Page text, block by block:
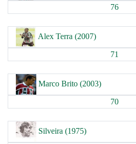
76
Alex Terra (2007)
71
Marco Brito (2003)
70
Silveira (1975)